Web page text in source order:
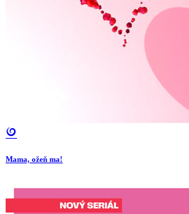
Mama, ožeň ma!